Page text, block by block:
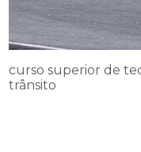
curso superior de
trânsito